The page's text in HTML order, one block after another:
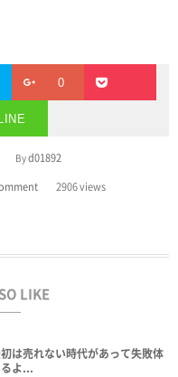
0
LINE
Byd01892
2906 views
LIKE
は売れない時代があって失敗体
よ...